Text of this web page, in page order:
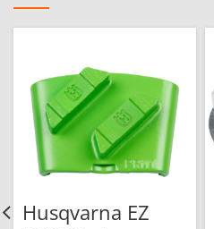
Husqvarna EZ